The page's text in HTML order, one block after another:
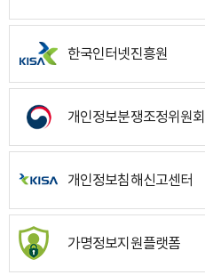
한국인터넷진흥원
개인정보분쟁조정위원회
개인정보침해신고센터
가명정보지원플랫폼